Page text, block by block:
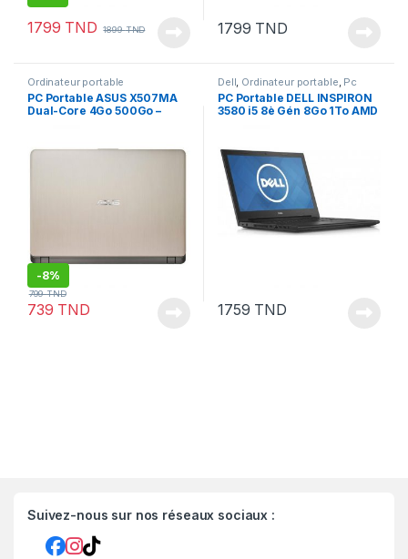
1799 TND 1899TND 1799 TND
Ordinateur portable
PC Portable ASUS X507MA
Dual-Core 4Go 500Go –
-8%
739 TND
799TND
Dell Ordinateur portable Pc
Portable
PC Portable DELL INSPIRON
3580 i5 8è Gén 8Go 1To AMD
1759 TND
Suivez-nous sur nos réseaux sociaux :